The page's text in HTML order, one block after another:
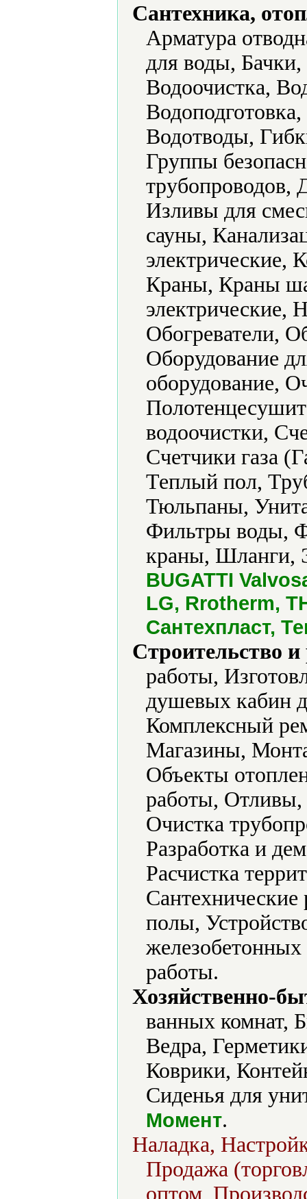
Сантехника,
Арматура
для воды,
Водоочистка,
Водотводы,
Группы
трубопроводов,
Изливы для
сауны,
электрические,
Краны, Краны
электрические,
Обогреватели,
Оборудование
оборудование,
водоочистки,
Счетчики газа
Теплый пол,
Тюльпаны,
Фильтры воды,
краны, Шланги,
BUGATTI
LG, Rrotherm,
Сантехпласт,
Строительство
работы,
душевых кабин
Комплексный
Магазины,
Объекты
работы,
Очистка
Разработка и
Расчистка
полы,
железобетонных
работы.
Хозяйственно-
ванных комнат,
Ведра,
Коврики,
Сиденья для
Момент.
Наладка,
Продажа
оптом,